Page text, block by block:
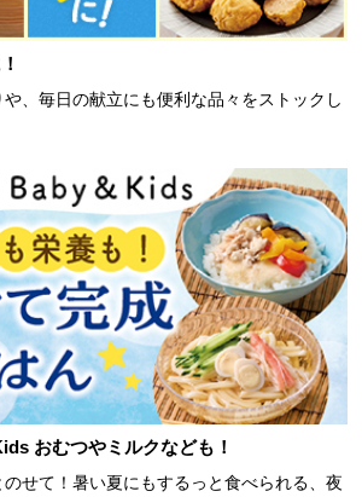
、毎日の献立にも便利な品々をストックし
おむつやミルクなども！
せて！暑い夏にもするっと食べられる、夜